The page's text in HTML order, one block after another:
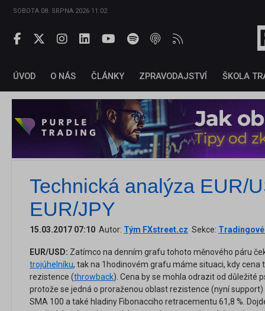
SOBOTA 08. SRPNA 2026 11:02
ÚVOD O NÁS ČLÁNKY ZPRAVODAJSTVÍ ŠKOLA
Technická analýza EUR/
EUR/JPY
15.03.2017 07:10 Autor: Tým FXstreet.cz Sekce: Tradingové
EUR/USD: Zatímco na denním grafu tohoto měnového páru
trojúhelníku, tak na 1hodinovém grafu máme situaci, kdy cena
rezistence (throwback). Cena by se mohla odrazit od důležité
protože se jedná o proraženou oblast rezistence (nyní
SMA 100 a také hladiny Fibonacciho retracementu 61,8 %.